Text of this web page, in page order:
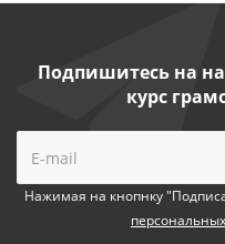
Подпишитесь на
курс
Нажимая на кнопнку